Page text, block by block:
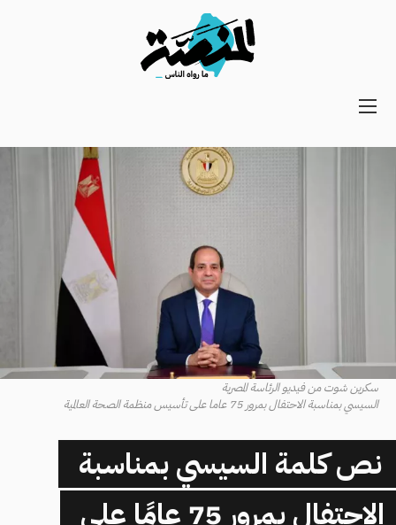
Main
سكرين شوت من فيديو الرئاسة المصرية
السيسي بمناسبة الاحتفال بمرور 75 عاما على تأسيس منظمة الصحة العالمية
نص كلمة السيسي بمناسبة
الاحتفال بمرور 75 عامًا على